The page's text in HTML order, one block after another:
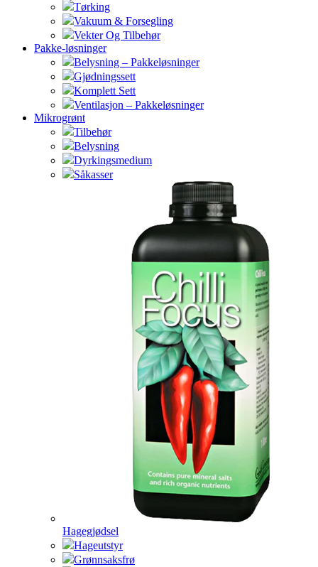
Tørking
Vakuum & Forsegling
Vekter Og Tilbehør
Pakke-løsninger
Belysning – Pakkeløsninger
Gjødningssett
Komplett Sett
Ventilasjon – Pakkeløsninger
Mikrogrønt
Tilbehør
Belysning
Dyrkingsmedium
Såkasser
Hagegjødsel
Hageutstyr
Grønnsaksfrø